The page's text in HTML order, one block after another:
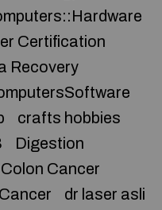
Certification
Recovery
crafts hobbies
Digestion
Cancer
dr laser asli